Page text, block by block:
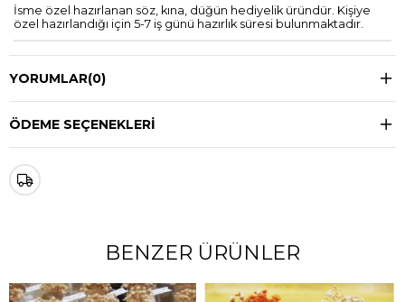
İsme özel hazırlanan söz, kına, düğün hediyelik üründür. Kişiye
özel hazırlandığı için 5-7 iş günü hazırlık süresi bulunmaktadır.
YORUMLAR(0)
ÖDEME SEÇENEKLERI
BENZER ÜRÜNLER